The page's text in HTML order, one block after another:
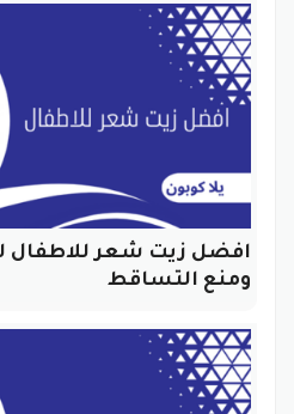
افضل زيت شعر للاطفال
ومنع التساقط